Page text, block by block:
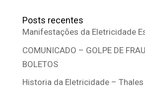
Posts recentes
Manifestações da Eletricidade
COMUNICADO – GOLPE DE
BOLETOS
Historia da Eletricidade –